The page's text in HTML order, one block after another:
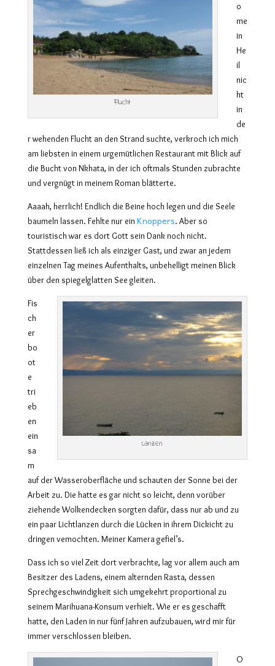
Flucht
o
me
in
He
il
nic
ht
in
de
r wehenden Flucht an den Strand suchte, verkroch ich mich
am liebsten in einem urgemütlichen Restaurant mit Blick auf
die Bucht von Nkhata, in der ich oftmals Stunden zubrachte
und vergnügt in meinem Roman blätterte.
Aaaah, herrlich! Endlich die Beine hoch legen und die Seele
baumeln lassen. Fehlte nur einKnoppers. Aber so
touristisch war es dort Gott sein Dank noch nicht.
Stattdessen ließ ich als einziger Gast, und zwar an jedem
einzelnen Tag meines Aufenthalts, unbehelligt meinen Blick
über den spiegelglatten See gleiten.
Lanzen
Fis
ch
er
bo
ot
e
tri
eb
en
ein
sa
m
auf der Wasseroberfläche und schauten der Sonne bei der
Arbeit zu. Die hatte es gar nicht so leicht, denn vorüber
ziehende Wolkendecken sorgten dafür, dass nur ab und zu
ein paar Lichtlanzen durch die Lücken in ihrem Dickicht zu
dringen vemochten. Meiner Kamera gefiel’s.
Dass ich so viel Zeit dort verbrachte, lag vor allem auch am
Besitzer des Ladens, einem alternden Rasta, dessen
Sprechgeschwindigkeit sich umgekehrt proportional zu
seinem Marihuana-Konsum verhielt. Wie er es geschafft
hatte, den Laden in nur fünf Jahren aufzubauen, wird mir für
immer verschlossen bleiben.
O